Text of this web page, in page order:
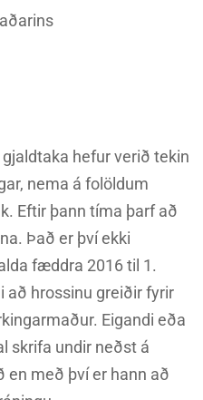
hefur verið tekin
nema á folöldum
Eftir þann tíma þarf að
Það er því ekki
fæddra 2016 til 1.
að hrossinu greiðir fyrir
Eigandi eða
skrifa undir neðst á
með því er hann að